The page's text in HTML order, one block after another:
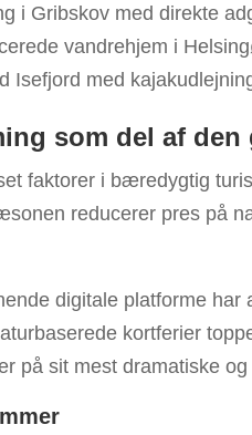
i Gribskov med direkte
vandrehjem i
Isefjord med
som del af den
faktorer i bæredygtig
reducerer pres på
digitale platforme har
kortferier
på sit mest dramatiske